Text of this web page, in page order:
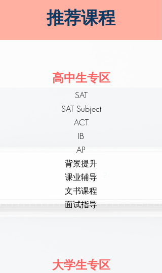
推荐课程
高中生专区
SAT
SAT Subject
ACT
IB
AP
背景提升
课业辅导
文书课程
面试指导
大学生专区